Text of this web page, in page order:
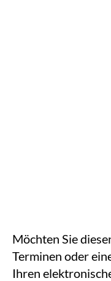
Möchten Sie
Terminen oder
Ihren